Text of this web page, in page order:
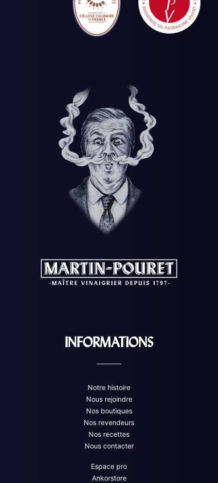
INFORMATIONS
Notre histoire
Nous rejoindre
Nos boutiques
Nos revendeurs
Nos recettes
Nous contacter
Espace pro
Ankorstore